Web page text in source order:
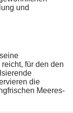
und
für den den
die
Meeres-